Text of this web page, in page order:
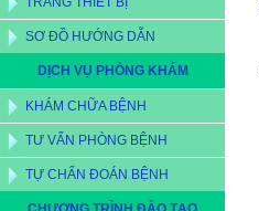
SƠ ĐỒ HƯỚNG DẪN
DỊCH VỤ PHÒNG KHÁM
KHÁM CHỮA BỆNH
TƯ VẤN PHÒNG BỆNH
TỰ CHẨN ĐOÁN BỆNH